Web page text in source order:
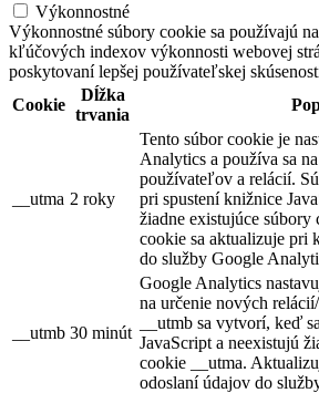
Výkonnostné
Výkonnostné súbory cookie sa používajú
kľúčových indexov výkonnosti webovej
poskytovaní lepšej používateľskej
Cookie
Dĺžka
trvania
__utma 2 roky
Tento súbor cookie je
Analytics a používa sa
používateľov a relácií.
pri spustení knižnice
žiadne existujúce súbory
cookie sa aktualizuje pri
do služby Google
__utmb 30 minút
Google Analytics
na určenie nových
__utmb sa vytvorí, keď
JavaScript a neexistujú
cookie __utma.
odoslaní údajov do